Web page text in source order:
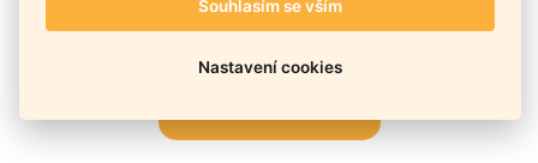
Souhlasím se vším
Nastavení cookies